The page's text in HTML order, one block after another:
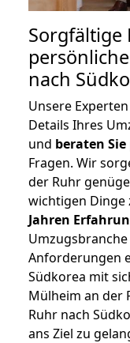
Sorgfältige
nach
Unsere
Details Ihres
und beraten Sie
Fragen. Wir
der Ruhr
wichtigen Dinge
Jahren
Anforderungen
Südkorea mit
Mülheim an der
Ruhr nach
ans Ziel zu